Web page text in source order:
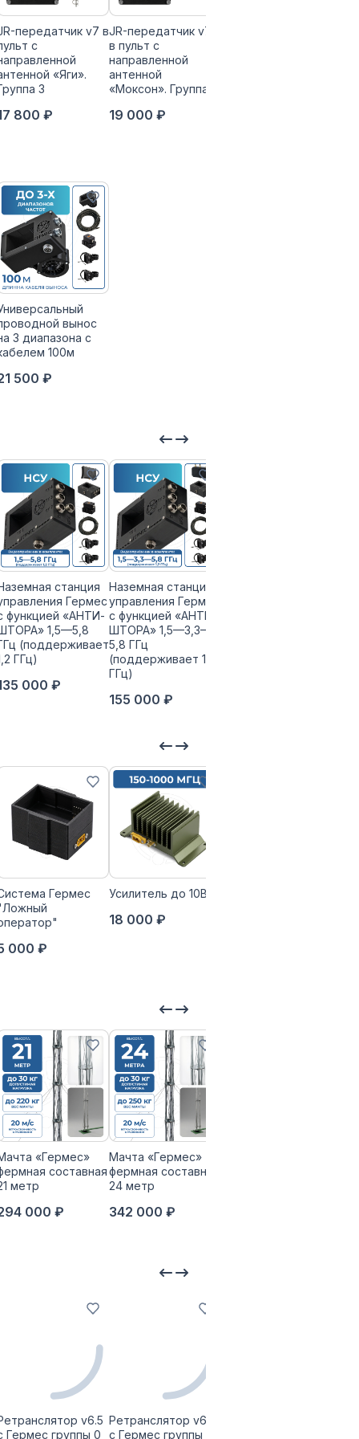
передатчик v7 в
с
«Яги».
3
800 ₽
JR-передатчик v7
в пульт с
направленной
антенной
«Моксон». Группа 4
19 000 ₽
вынос
3 диапазона с
100м
500 ₽
станция
Гермес
функцией «АНТИ-
1,5—5,8
(поддерживает
ГГц)
000 ₽
Наземная станция
управления Гермес
с функцией «АНТИ-
ШТОРА» 1,5—3,3—
5,8 ГГц
(поддерживает 1,2
ГГц)
155 000 ₽
Гермес
000 ₽
Усилитель до 10Вт
18 000 ₽
«Гермес»
составная
метр
000 ₽
Мачта «Гермес»
фермная составная
24 метр
342 000 ₽
v6.5
Гермес группы 0
Ретранслятор v6.5
с Гермес группы 0